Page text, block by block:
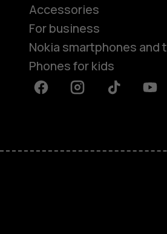
Accessories
For business
Nokia smartphones and
Phones for kids
FacebookInstagramTiktok